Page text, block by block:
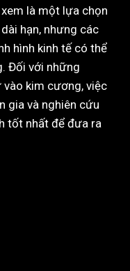
là một lựa chọn
hạn, nhưng các
hình kinh tế có thể
Đối với những
kim cương, việc
gia và nghiên cứu
tốt nhất để đưa ra